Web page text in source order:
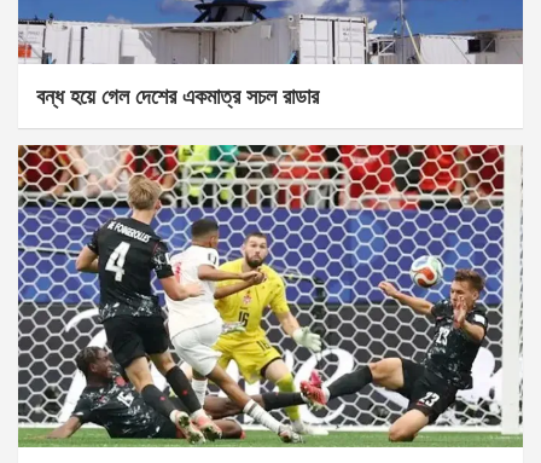
বন্ধ হয়ে গেল দেশের একমাত্র সচল রাডার